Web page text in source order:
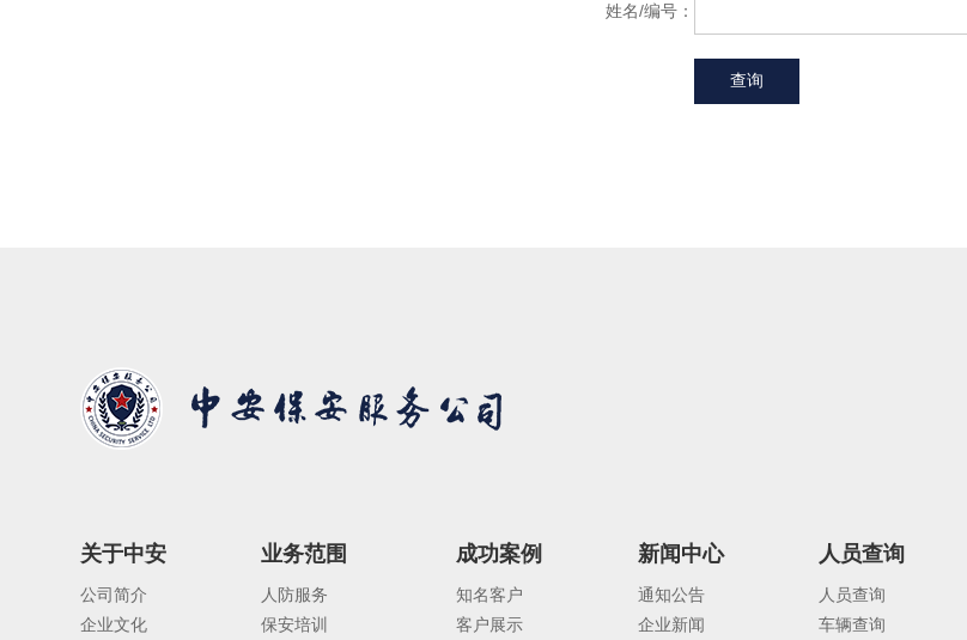
姓名/编号：
查询
关于中安
公司简介
企业文化
业务范围
人防服务
保安培训
成功案例
知名客户
客户展示
新闻中心
通知公告
企业新闻
人员查询
人员查询
车辆查询